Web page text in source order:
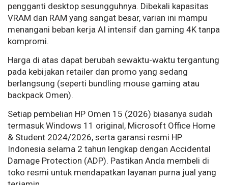
pengganti desktop sesungguhnya. Dibekali kapasitas
VRAM dan RAM yang sangat besar, varian ini mampu
menangani beban kerja AI intensif dan gaming 4K tanpa
kompromi.
Harga di atas dapat berubah sewaktu-waktu tergantung
pada kebijakan retailer dan promo yang sedang
berlangsung (seperti bundling mouse gaming atau
backpack Omen).
Setiap pembelian HP Omen 15 (2026) biasanya sudah
termasuk Windows 11 original, Microsoft Office Home
& Student 2024/2026, serta garansi resmi HP
Indonesia selama 2 tahun lengkap dengan Accidental
Damage Protection (ADP). Pastikan Anda membeli di
toko resmi untuk mendapatkan layanan purna jual yang